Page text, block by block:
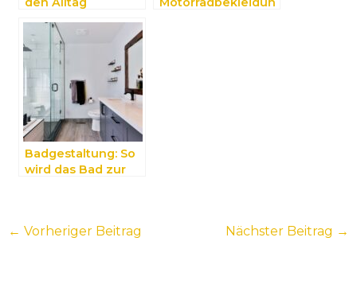
Badgestaltung: So
wird das Bad zur
← Vorheriger Beitrag Nächster Beitrag →